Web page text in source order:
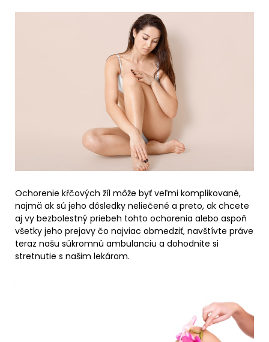
Ochorenie kŕčových žíl môže byť veľmi komplikované,
najmä ak sú jeho dôsledky neliečené a preto, ak chcete
aj vy bezbolestný priebeh tohto ochorenia alebo aspoň
všetky jeho prejavy čo najviac obmedziť, navštívte práve
teraz našu súkromnú ambulanciu a dohodnite si
stretnutie s našim lekárom.